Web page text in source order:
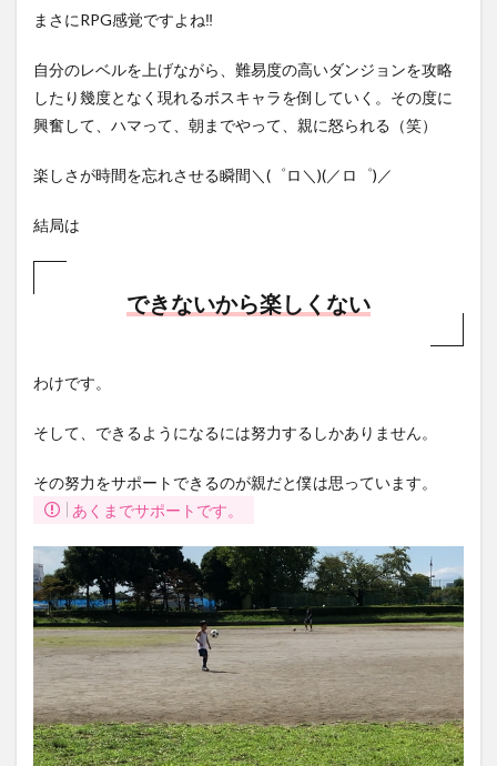
まさにRPG感覚ですよね‼︎
自分のレベルを上げながら、 難易度の高いダンジョンを攻略
したり幾度となく現れるボスキャラを倒していく。その度に
興奮して、ハマって、朝までやって、親に怒られる（笑）
楽しさが時間を忘れさせる瞬間＼(゜ロ＼)(／ロ゜)／
結局は
できないから楽しくない
わけです。
そして、できるようになるには努力するしかありません。
その努力をサポートできるのが親だと僕は思っています。
あくまでサポートです。